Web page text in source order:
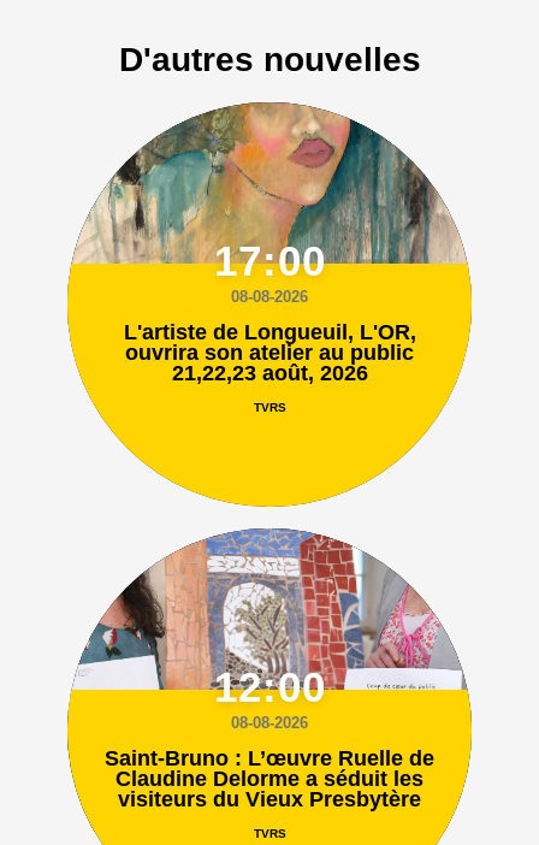
D'autres nouvelles
17:00
08-08-2026
L'artiste de Longueuil, L'OR,
ouvrira son atelier au public
21,22,23 août, 2026
TVRS
12:00
08-08-2026
Saint-Bruno : L’œuvre Ruelle de
Claudine Delorme a séduit les
visiteurs du Vieux Presbytère
TVRS